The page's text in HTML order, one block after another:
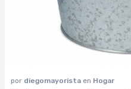
por diegomayorista en Hogar